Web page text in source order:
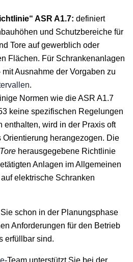
ASR A1.7: definiert
und Schutzbereiche für
Tore auf gewerblich oder
Flächen. Für Schrankenanlagen
Ausnahme der Vorgaben zu
.
Normen wie die ASR A1.7
keine spezifischen Regelungen
enthalten, wird in der Praxis oft
herangezogen. Die
herausgegebene Richtlinie
Anlagen im Allgemeinen
elektrische Schranken
schon in der Planungsphase
Anforderungen für den Betrieb
erfüllbar sind.
-Team unterstützt Sie bei der